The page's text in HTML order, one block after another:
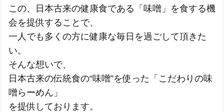
この、日本古来の健康食である「味噌」を食する機
会を提供することで、
一人でも多くの方に健康な毎日を過ごして頂きた
い。
そんな想いで、
日本古来の伝統食の“味噌”を使った「こだわりの味
噌らーめん」
を提供しております。